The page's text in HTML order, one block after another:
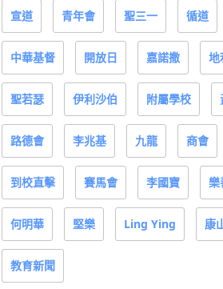
宣道 青年會 聖三一 循道
中華基督 開放日 嘉諾撒 地
聖若瑟 伊利沙伯 附屬學校
路德會 李兆基 九龍 商會
到校直擊 賽馬會 李國寶 樂
何明華 堅樂 Ling Ying 康
教育新聞